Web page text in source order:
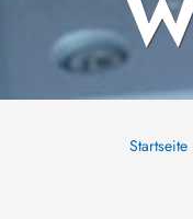
Startseite